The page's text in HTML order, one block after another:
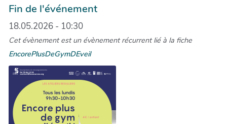
Fin de l'événement
18.05.2026 - 10:30
Cet évènement est un évènement récurrent lié à la fiche
EncorePlusDeGymDEveil